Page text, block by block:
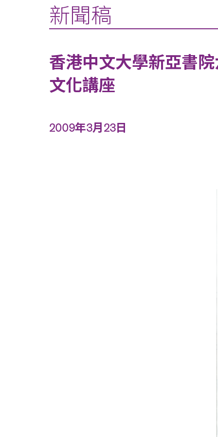
新聞稿
香港中文大學新亞書
文化講座
2009年3月23日